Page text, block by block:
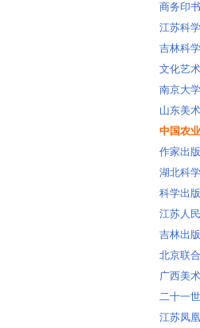
商务印
江苏科
吉林科
文化艺
南京大
山东美
中国农
作家出
湖北科
科学出
江苏人
吉林出
北京联
广西美
二十一
江苏凤